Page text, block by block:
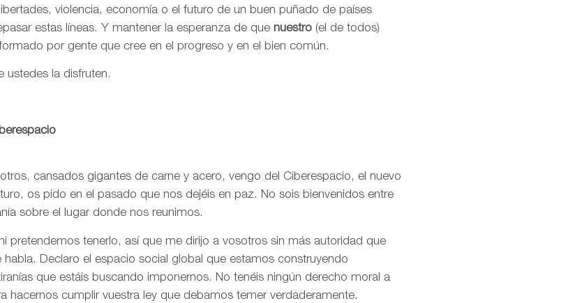
violencia, economía o el futuro de un buen puñado de países
estas líneas. Y mantener la esperanza de que nuestro (el de todos)
por gente que cree en el progreso y en el bien común.
ustedes la disfruten.
cansados gigantes de carne y acero, vengo del Ciberespacio, el nuevo
os pido en el pasado que nos dejéis en paz. No sois bienvenidos entre
sobre el lugar donde nos reunimos.
pretendemos tenerlo, así que me dirijo a vosotros sin más autoridad que
Declaro el espacio social global que estamos construyendo
que estáis buscando imponernos. No tenéis ningún derecho moral a
hacernos cumplir vuestra ley que debamos temer verdaderamente.